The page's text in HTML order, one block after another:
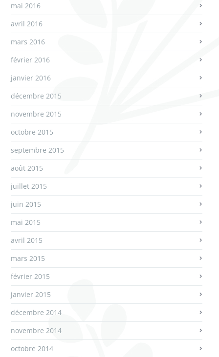
mai 2016
avril 2016
mars 2016
février 2016
janvier 2016
décembre 2015
novembre 2015
octobre 2015
septembre 2015
août 2015
juillet 2015
juin 2015
mai 2015
avril 2015
mars 2015
février 2015
janvier 2015
décembre 2014
novembre 2014
octobre 2014